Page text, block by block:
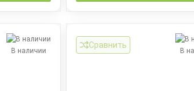
В наличии
Сравнить
В